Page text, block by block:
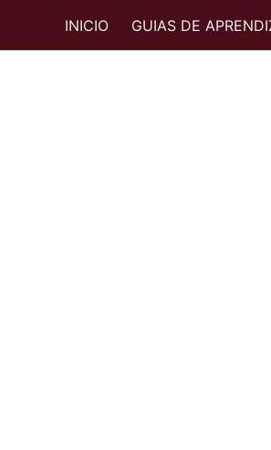
INICIO GUIAS DE